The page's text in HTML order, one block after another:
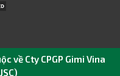
về Cty CPGP Gimi Vina